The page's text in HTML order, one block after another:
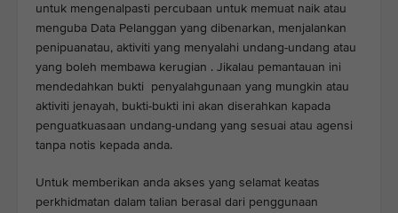
untuk mengenalpasti percubaan untuk memuat naik atau
menguba Data Pelanggan yang dibenarkan, menjalankan
penipuanatau, aktiviti yang menyalahi undang-undang atau
yang boleh membawa kerugian . Jikalau pemantauan ini
mendedahkan bukti penyalahgunaan yang mungkin atau
aktiviti jenayah, bukti-bukti ini akan diserahkan kapada
penguatkuasaan undang-undang yang sesuai atau agensi
tanpa notis kepada anda.
Untuk memberikan anda akses yang selamat keatas
perkhidmatan dalam talian berasal dari penggunaan